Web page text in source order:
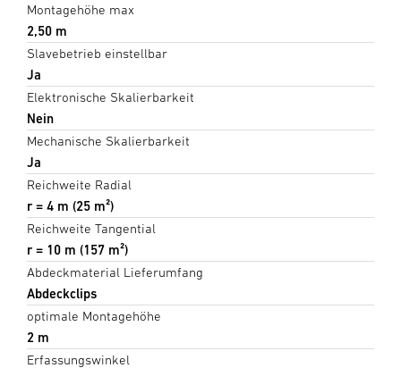
Montagehöhe max
2,50 m
Slavebetrieb einstellbar
Ja
Elektronische Skalierbarkeit
Nein
Mechanische Skalierbarkeit
Ja
Reichweite Radial
r = 4 m (25 m²)
Reichweite Tangential
r = 10 m (157 m²)
Abdeckmaterial Lieferumfang
Abdeckclips
optimale Montagehöhe
2 m
Erfassungswinkel